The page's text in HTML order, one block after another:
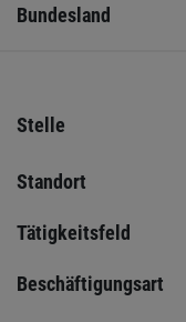
Bundesland
Stelle
Standort
Tätigkeitsfeld
Beschäftigungsart